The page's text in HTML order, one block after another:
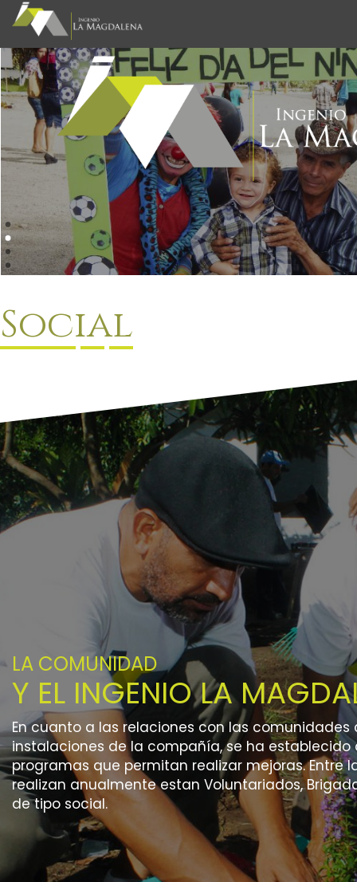
Social
LA COMUNIDAD
Y EL INGENIO LA
En cuanto a las relaciones con las comunidades
instalaciones de la compañía, se ha
programas que permitan realizar mejoras. Entre
realizan anualmente estan Voluntariados,
de tipo social.